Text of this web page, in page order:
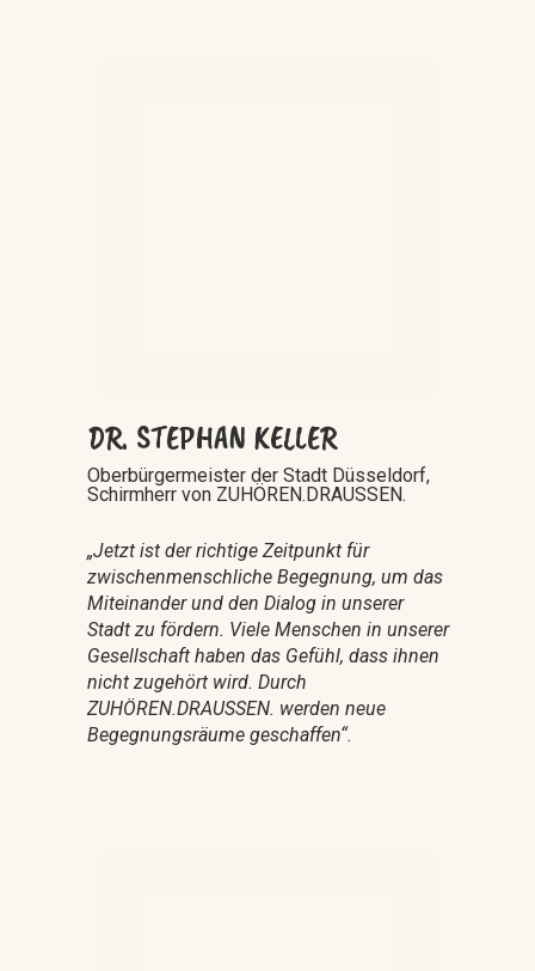
DR. STEPHAN KELLER
Oberbürgermeister der Stadt Düsseldorf,
Schirmherr von ZUHÖREN.DRAUSSEN.
„Jetzt ist der richtige Zeitpunkt für
zwischenmenschliche Begegnung, um das
Miteinander und den Dialog in unserer
Stadt zu fördern. Viele Menschen in unserer
Gesellschaft haben das Gefühl, dass ihnen
nicht zugehört wird. Durch
ZUHÖREN.DRAUSSEN. werden neue
Begegnungsräume geschaffen“.